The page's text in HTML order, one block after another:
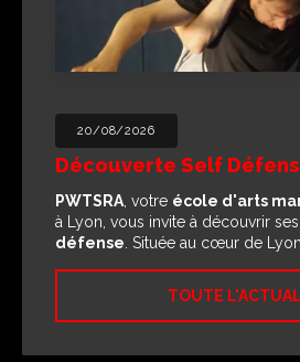
20/08/2026
Découverte Self
PWTSRA, votre école d'arts
à Lyon, vous invite à découvrir
défense. Située au cœur de
TOUTE